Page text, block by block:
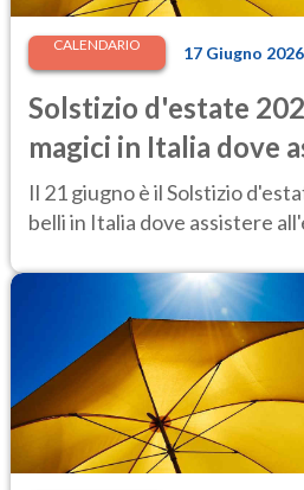
CALENDARIO 17 Giugno 2026
Solstizio d'estate
magici in Italia dove
più speciale dell'anno
Il 21 giugno è il Solstizio
belli in Italia dove assistere